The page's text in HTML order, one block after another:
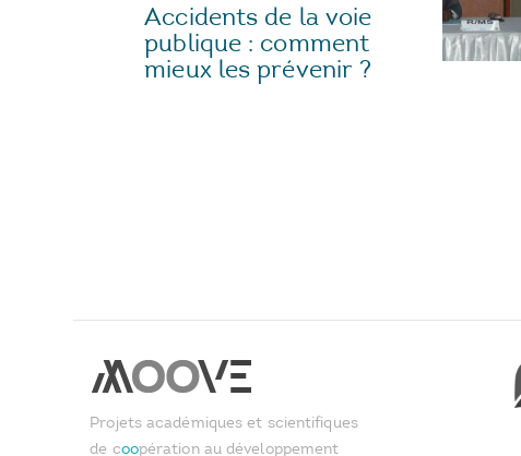
Accidents de la voie
publique : comment
mieux les prévenir ?
Projets académiques et scientifiques
de coopération au développement